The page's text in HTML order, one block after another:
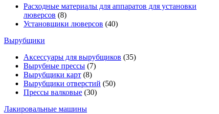
Расходные материалы для аппаратов для установки
люверсов (8)
Установщики люверсов (40)
Вырубщики
Аксессуары для вырубщиков (35)
Вырубные прессы (7)
Вырубщики карт (8)
Вырубщики отверстий (50)
Прессы валковые (30)
Лакировальные машины